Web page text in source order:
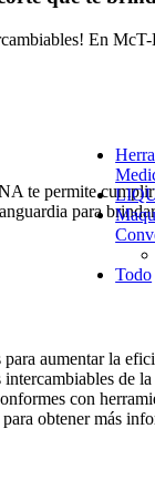
Todo
En
te permite
para
aumentar la
de
con
obtener más